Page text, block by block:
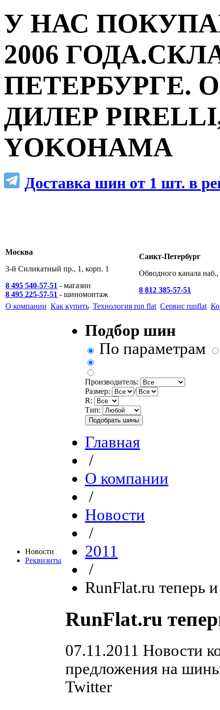
У НАС
2006
ПЕТЕРБУРГЕ.
ДИЛЕР
YOKOHAMA
Доставка шин от 1 шт. в
Москва
3-й Силикатный пр., 1, корп. 1
8 495 540-57-51 - магазин
8 495 225-57-51 - шиномонтаж
Санкт-Петербург
Обводного канала
8 812 385-57-51
О компании Как купить Технология run flat Сервис runflat
Новости
Реквизиты
Подбор шин
По параметрам
Производитель:
Размер:
/
R:
Тип:
Главная
/
О компании
/
Новости
/
2011
/
RunFlat.ru теперь
RunFlat.ru
07.11.2011 Новости
предложения на
Twitter